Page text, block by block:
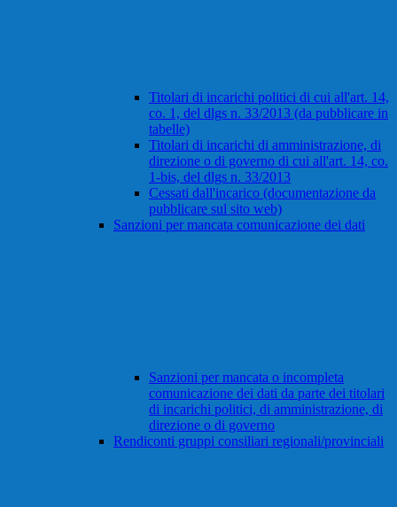
Titolari di incarichi politici di cui all'art. 14,
co. 1, del dlgs n. 33/2013 (da pubblicare in
tabelle)
Titolari di incarichi di amministrazione, di
direzione o di governo di cui all'art. 14, co.
1-bis, del dlgs n. 33/2013
Cessati dall'incarico (documentazione da
pubblicare sul sito web)
Sanzioni per mancata comunicazione dei dati
Sanzioni per mancata o incompleta
comunicazione dei dati da parte dei titolari
di incarichi politici, di amministrazione, di
direzione o di governo
Rendiconti gruppi consiliari regionali/provinciali